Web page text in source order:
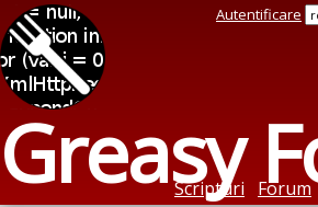
Greasy
Autentificare
Scripturi Forum